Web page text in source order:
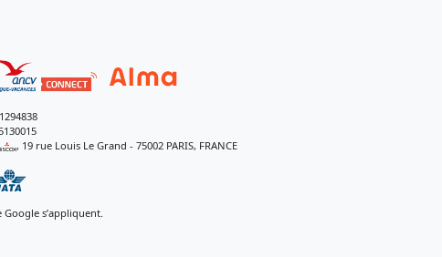
, 19 rue Louis Le Grand - 75002 PARIS, FRANCE
Google s’appliquent.